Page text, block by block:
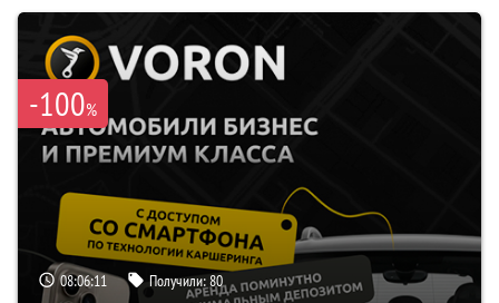
-100%
08:06:10 Получили:80